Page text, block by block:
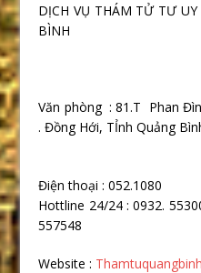
DỊCH VỤ THÁM TỬ TƯ
BÌNH
Văn phòng : 81.T Phan
. Đồng Hới, TỈnh Quảng
Điện thoại : 052.1080
Hottline 24/24 :
557548
Website :